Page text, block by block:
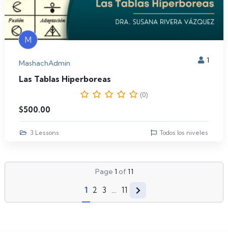
M
MashachAdmin 1
Las Tablas Hiperboreas
(0)
$500.00
3 Lessons Todos los niveles
Page 1 of11
1 2 3 … 11